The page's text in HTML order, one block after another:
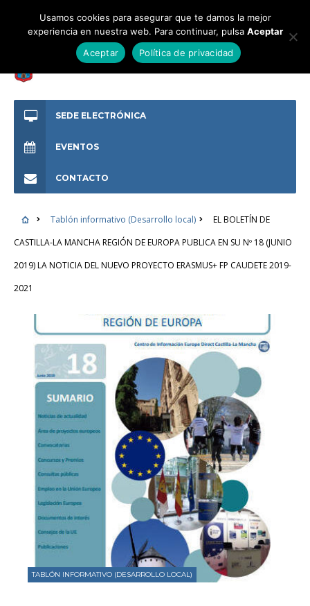
SEDE ELECTRÓNICA
EVENTOS
CONTACTO
Tablón informativo (Desarrollo local)
EL BOLETÍN DE
CASTILLA-LA MANCHA REGIÓN DE EUROPA PUBLICA EN SU Nº 18 (JUNIO
2019) LA NOTICIA DEL NUEVO PROYECTO ERASMUS+ FP CAUDETE 2019-
2021
TABLÓN INFORMATIVO (DESARROLLO LOCAL)
Usamos cookies para asegurar que te damos la mejor
experiencia en nuestra web. Para continuar, pulsa Aceptar
Aceptar
Política de privacidad